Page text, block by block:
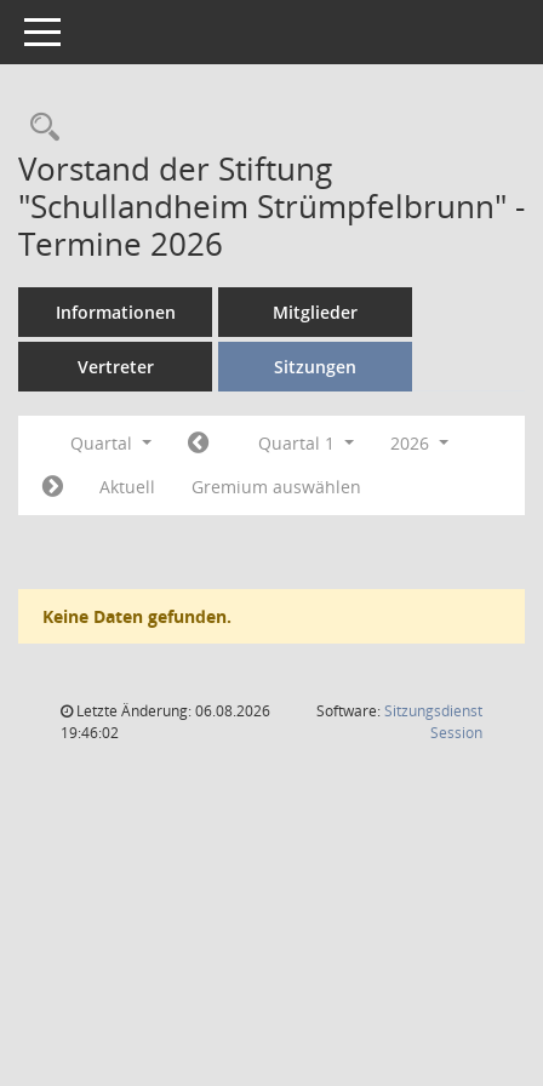
Toggle navigation
Vorstand der Stiftung
"Schullandheim Strümpfelbrunn" -
Termine 2026
Informationen Mitglieder
Vertreter Sitzungen
Quartal Quartal 1
2026
Aktuell
Gremium auswählen
Keine Daten gefunden.
Letzte Änderung: 06.08.2026
19:46:02
Software:Sitzungsdienst
Session(Wird in